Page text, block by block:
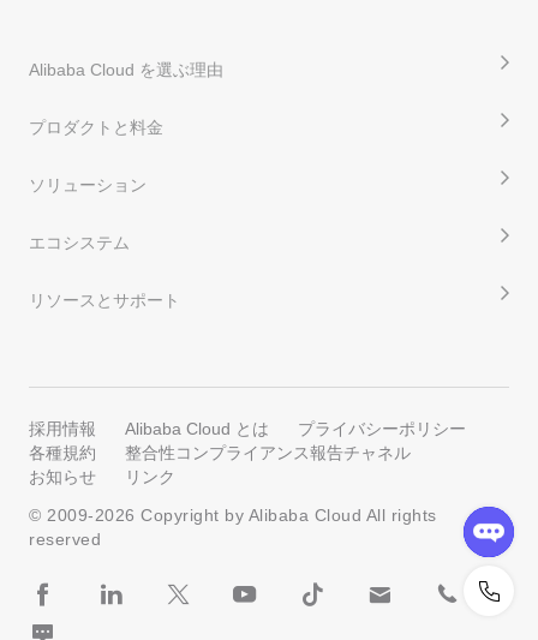
Alibaba Cloud を選ぶ理由
プロダクトと料金
ソリューション
エコシステム
リソースとサポート
採用情報 Alibaba Cloud とは
プライバシーポリシー
各種規約
整合性コンプライアンス報告チャネル
お知らせ
リンク
© 2009-2026 Copyright by Alibaba Cloud All rights
reserved